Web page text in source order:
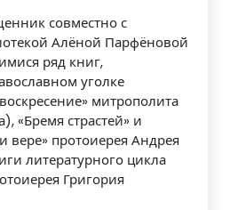
совместно с
Алёной Парфёновой
ряд книг,
уголке
митрополита
«Бремя страстей» и
вере» протоиерея Андрея
литературного цикла
Григория